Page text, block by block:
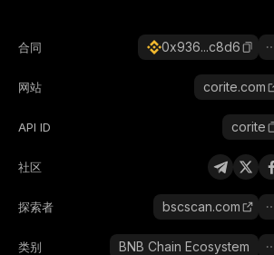
合同 0x936...c8d6
网站 corite.com
API ID corite
社区
探索者 bscscan.com
类别 BNB Chain Ecosystem